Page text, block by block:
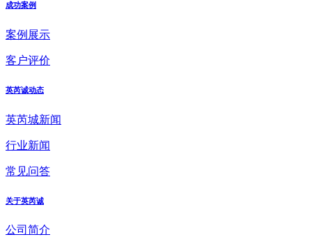
成功案例
案例展示
客户评价
英芮诚动态
英芮城新闻
行业新闻
常见问答
关于英芮诚
公司简介